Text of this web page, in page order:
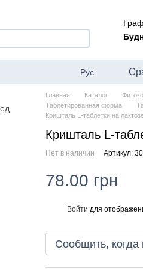
Рус
Главная Каталог
Таблетированная форма
Кришталь L-таблетки на
Кришталь L-
Нет в наличии Артикул:
78.00 грн
Войти для
Сообщить, когда